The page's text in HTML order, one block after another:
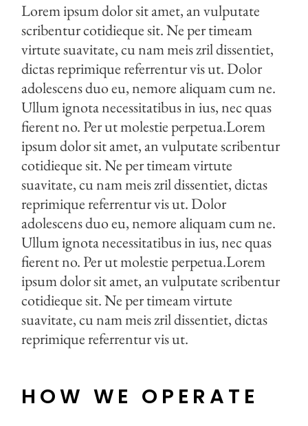
Lorem ipsum dolor sit amet, an vulputate
scribentur cotidieque sit. Ne per timeam
virtute suavitate, cu nam meis zril dissentiet,
dictas reprimique referrentur vis ut. Dolor
adolescens duo eu, nemore aliquam cum ne.
Ullum ignota necessitatibus in ius, nec quas
fierent no. Per ut molestie perpetua.Lorem
ipsum dolor sit amet, an vulputate scribentur
cotidieque sit. Ne per timeam virtute
suavitate, cu nam meis zril dissentiet, dictas
reprimique referrentur vis ut. Dolor
adolescens duo eu, nemore aliquam cum ne.
Ullum ignota necessitatibus in ius, nec quas
fierent no. Per ut molestie perpetua.Lorem
ipsum dolor sit amet, an vulputate scribentur
cotidieque sit. Ne per timeam virtute
suavitate, cu nam meis zril dissentiet, dictas
reprimique referrentur vis ut.
HOW WE OPERATE